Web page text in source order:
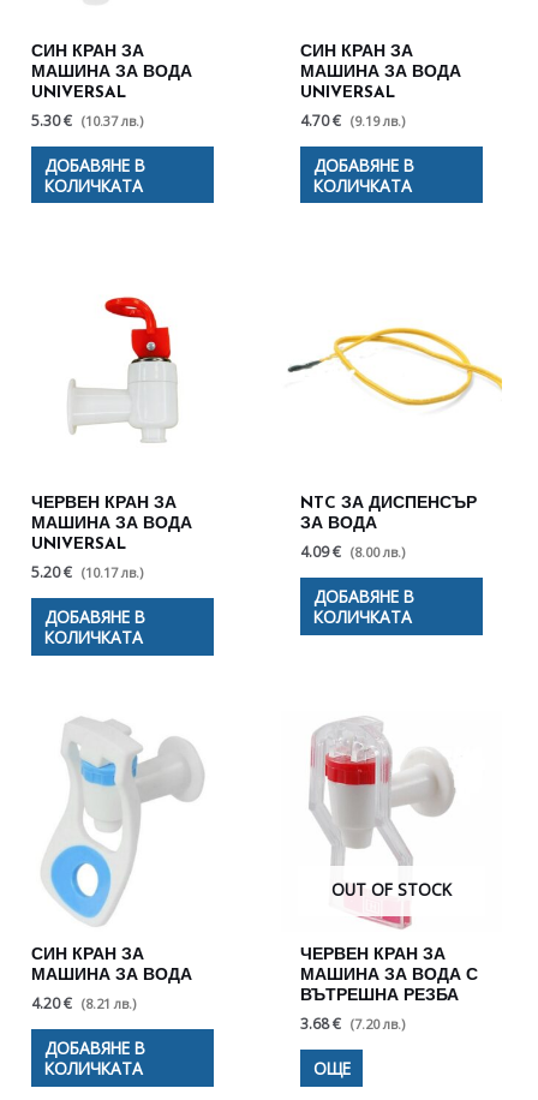
СИН КРАН ЗА
МАШИНА ЗА ВОДА
UNIVERSAL
5.30 € (10.37 лв.)
ДОБАВЯНЕ В
КОЛИЧКАТА
СИН КРАН ЗА
МАШИНА ЗА ВОДА
UNIVERSAL
4.70 € (9.19 лв.)
ДОБАВЯНЕ В
КОЛИЧКАТА
ЧЕРВЕН КРАН ЗА
МАШИНА ЗА ВОДА
UNIVERSAL
5.20 € (10.17 лв.)
ДОБАВЯНЕ В
КОЛИЧКАТА
NTC ЗА ДИСПЕНСЪР
ЗА ВОДА
4.09 € (8.00 лв.)
ДОБАВЯНЕ В
КОЛИЧКАТА
СИН КРАН ЗА
МАШИНА ЗА ВОДА
4.20 € (8.21 лв.)
ДОБАВЯНЕ В
КОЛИЧКАТА
OUT OF STOCK
ЧЕРВЕН КРАН ЗА
МАШИНА ЗА ВОДА С
ВЪТРЕШНА РЕЗБА
3.68 € (7.20 лв.)
ОЩЕ